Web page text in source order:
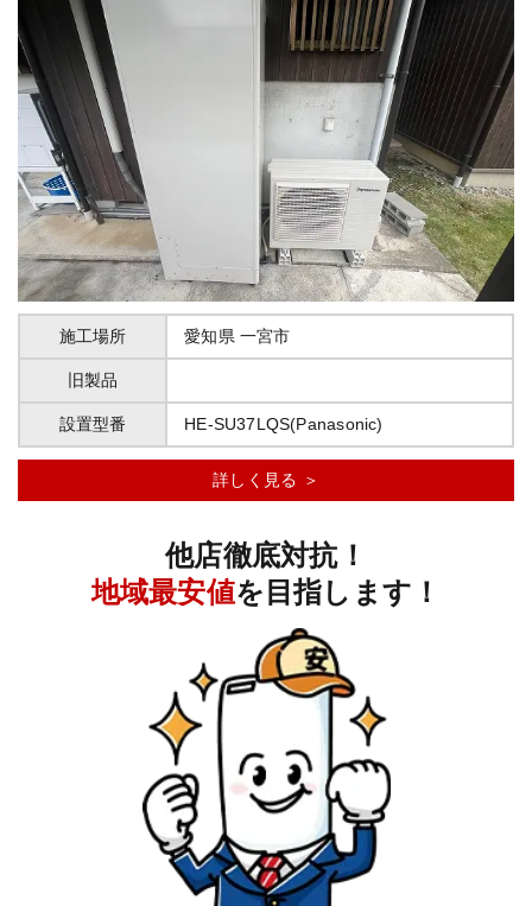
施工場所 愛知県 一宮市
旧製品
設置型番 HE-SU37LQS(Panasonic)
詳しく見る ＞
他店徹底対抗！
地域最安値を目指します！